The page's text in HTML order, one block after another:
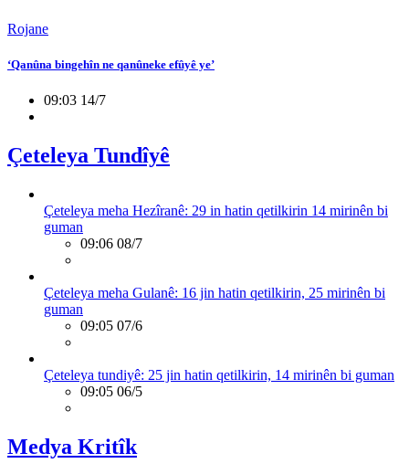
Rojane
‘Qanûna bingehîn ne qanûneke efûyê ye’
09:03 14/7
Çeteleya Tundîyê
Çeteleya meha Hezîranê: 29 in hatin qetilkirin 14 mirinên bi
guman
09:06 08/7
Çeteleya meha Gulanê: 16 jin hatin qetilkirin, 25 mirinên bi
guman
09:05 07/6
Çeteleya tundiyê: 25 jin hatin qetilkirin, 14 mirinên bi guman
09:05 06/5
Medya Kritîk